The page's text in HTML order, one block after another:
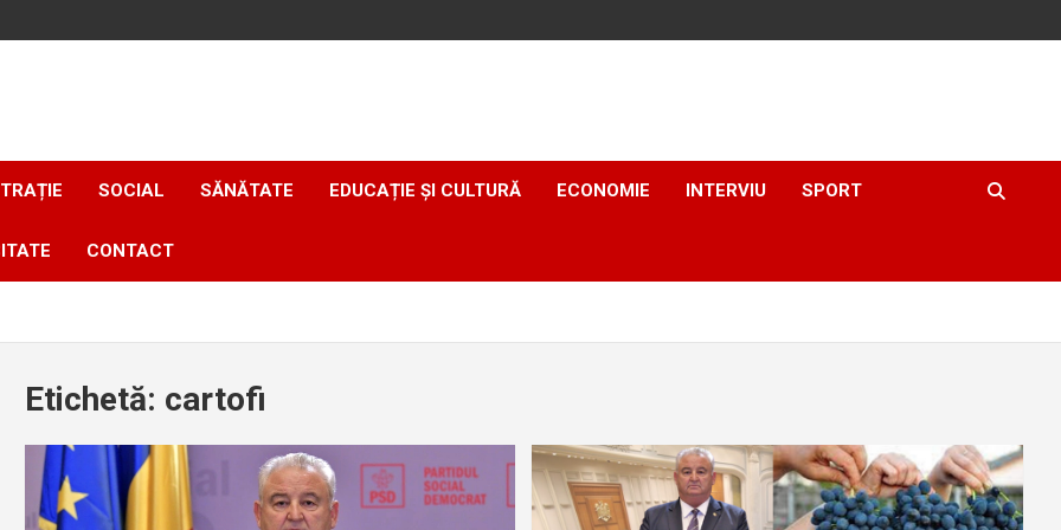
SOCIAL SĂNĂTATE EDUCAȚIE ȘI CULTURĂ ECONOMIE INTERVIU SPORT
CONTACT
Etichetă: cartofi